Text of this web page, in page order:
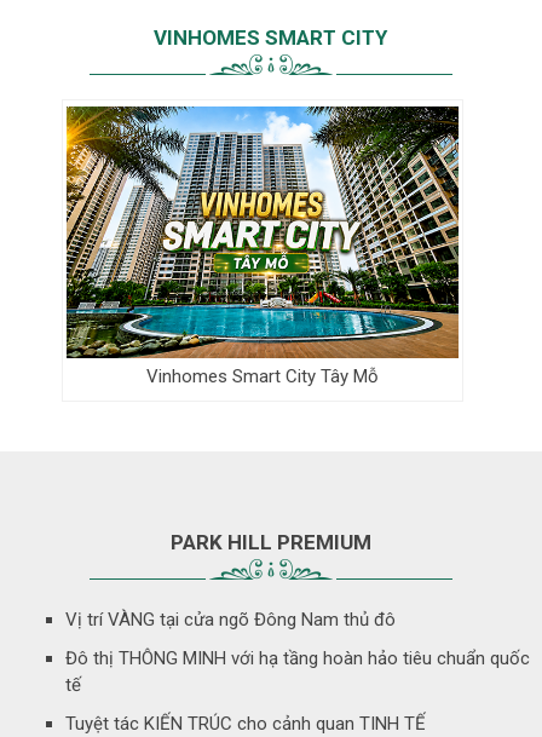
VINHOMES SMART CITY
Vinhomes Smart City Tây Mỗ
PARK HILL PREMIUM
Vị trí VÀNG tại cửa ngõ Đông Nam thủ đô
Đô thị THÔNG MINH với hạ tầng hoàn hảo tiêu chuẩn quốc
tế
Tuyệt tác KIẾN TRÚC cho cảnh quan TINH TẾ